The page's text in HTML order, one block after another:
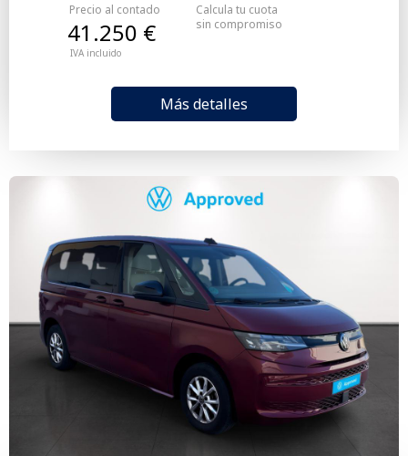
Precio al contado
IVA incluido
41.250 €
Más detalles
Calcula tu cuota
sin compromiso